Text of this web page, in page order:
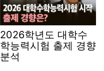
2026학년도 대학수
학능력시험 출제 경향
분석